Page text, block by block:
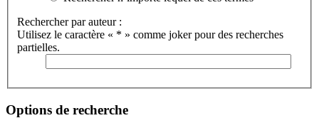
Rechercher par auteur :
Utilisez le caractère « * » comme joker pour des recherches
partielles.
Options de recherche